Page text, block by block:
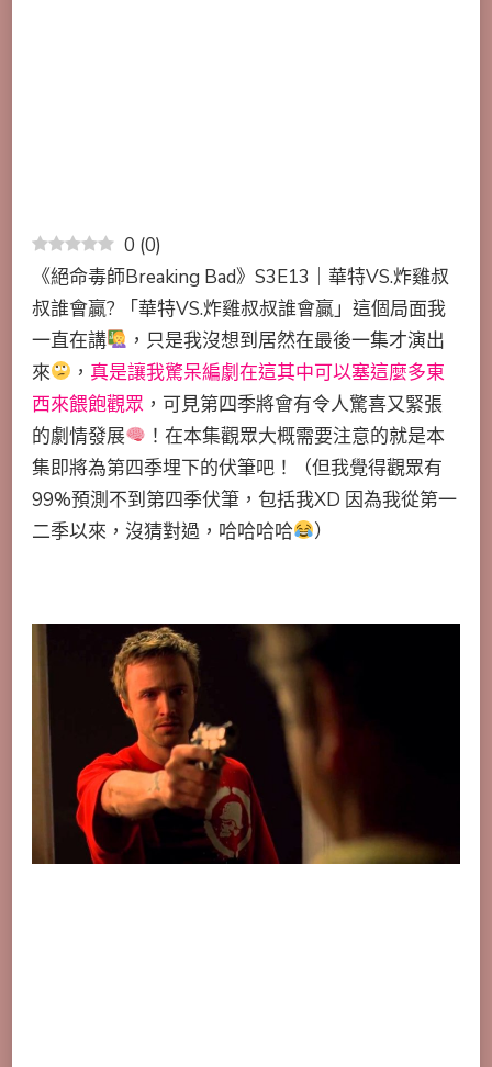
0 (0)
《絕命毒師Breaking Bad》S3E13｜華特VS.炸雞叔
叔誰會贏? 「華特VS.炸雞叔叔誰會贏」這個局面我
一直在講
，只是我沒想到居然在最後一集才演出
來
， 真是讓我驚呆編劇在這其中可以塞這麼多東
西來餵飽觀眾 ，可見第四季將會有令人驚喜又緊張
的劇情發展
！在本集觀眾大概需要注意的就是本
集即將為第四季埋下的伏筆吧！（但我覺得觀眾有
99%預測不到第四季伏筆，包括我XD 因為我從第一
二季以來，沒猜對過，哈哈哈哈
）